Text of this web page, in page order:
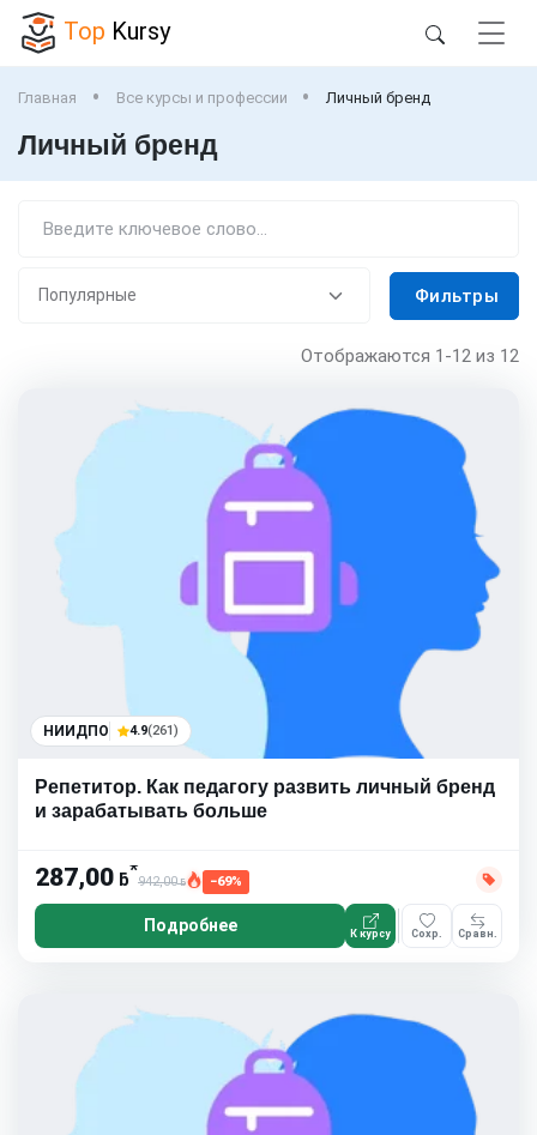
Top Kursy
Главная Все курсы и профессии Личный бренд
Личный бренд
Фильтры
Отображаются 1-12 из 12
НИИДПО 4.9(261)
Репетитор. Как педагогу развить личный бренд
и зарабатывать больше
287,00 ƃ*
942,00ƃ −69%
Подробнее К курсу Сохр. Сравн.